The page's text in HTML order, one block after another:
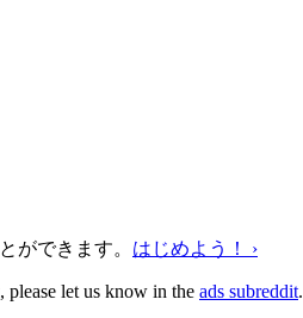
ができます。 はじめよう！ ›
please let us know in the ads subreddit.